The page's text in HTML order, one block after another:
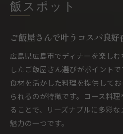
飯スポット
ご飯屋さんで叶うコスパ良好
広島県広島市でディナーを楽し
したご飯屋さん選びがポイント
食材を活かした料理を提供して
られるのが特徴です。コース料
ることで、リーズナブルに多彩
魅力の一つです。